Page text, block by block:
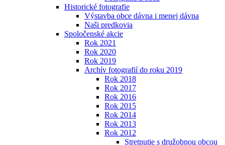
Historické fotografie
Výstavba obce dávna i menej dávna
Naši predkovia
Spoločenské akcie
Rok 2021
Rok 2020
Rok 2019
Archív fotografií do roku 2019
Rok 2018
Rok 2017
Rok 2016
Rok 2015
Rok 2014
Rok 2013
Rok 2012
Stretnutie s družobnou obcou